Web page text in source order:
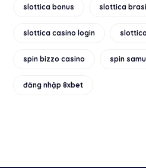
slottica bonus slottica
slottica casino login
spin bizzo casino spin
đăng nhập 8xbet